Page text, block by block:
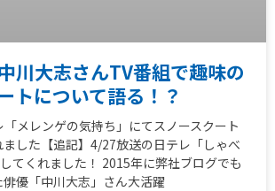
川大志さんTV番組で趣味の
トについて語る！？
メレンゲの気持ち」にてスノースクート
した【追記】4/27放送の日テレ「しゃべ
てくれました！ 2015年に弊社ブログでも
優「中川大志」さん大活躍